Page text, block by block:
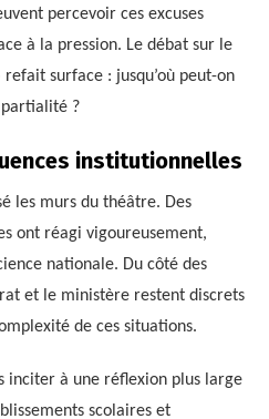
percevoir ces excuses
à la pression. Le débat sur le
surface : jusqu’où peut-on
?
institutionnelles
les murs du théâtre. Des
ont réagi vigoureusement,
nationale. Du côté des
et le ministère restent discrets
de ces situations.
inciter à une réflexion plus large
scolaires et